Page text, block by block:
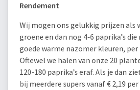
Rendement
Wij mogen ons gelukkig prijzen als
groene en dan nog 4-6 paprika’s
goede warme nazomer kleuren,
Oftewel we halen van onze 20
120-180 paprika’s eraf. Als je dan
bij meerdere supers vanaf € 2,19